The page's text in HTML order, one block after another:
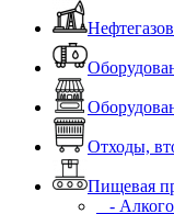
Отходы,
Пищевая
-